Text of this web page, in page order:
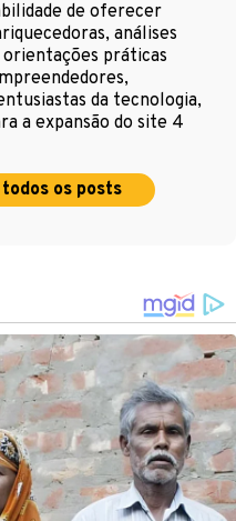
de oferecer
análises
práticas
da tecnologia,
a expansão do site 4
os posts